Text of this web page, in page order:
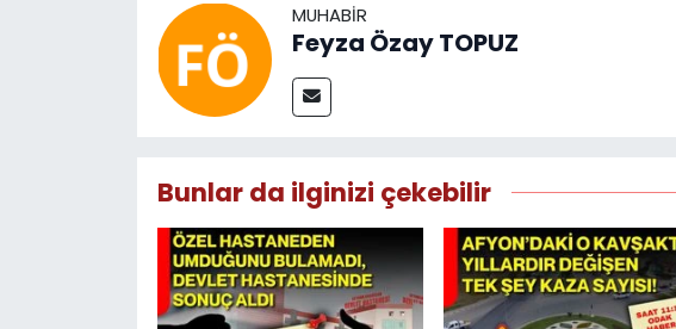
MUHABIR
Feyza Özay TOPUZ
Bunlar da ilginizi çekebilir